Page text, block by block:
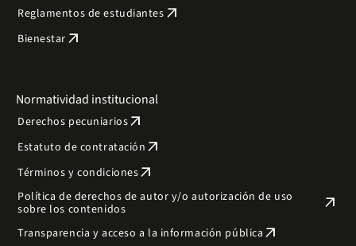
Reglamentos de estudiantes arrow_outward
Bienestar arrow_outward
Normatividad institucional
Derechos pecuniariosarrow_outward
Estatuto de contratación arrow_outward
Términos y condicionesarrow_outward
Política de derechos de autor y/o autorización de uso
sobre los contenidos
arrow_outward
Transparencia y acceso a la información pública arrow_outward